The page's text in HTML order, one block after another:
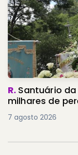
R. Santuário
milhares de
7 agosto 2026